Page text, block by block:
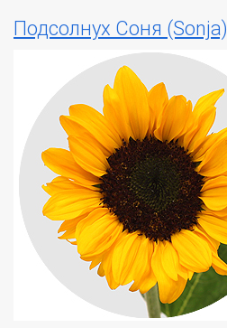
Подсолнух Соня (Sonja)